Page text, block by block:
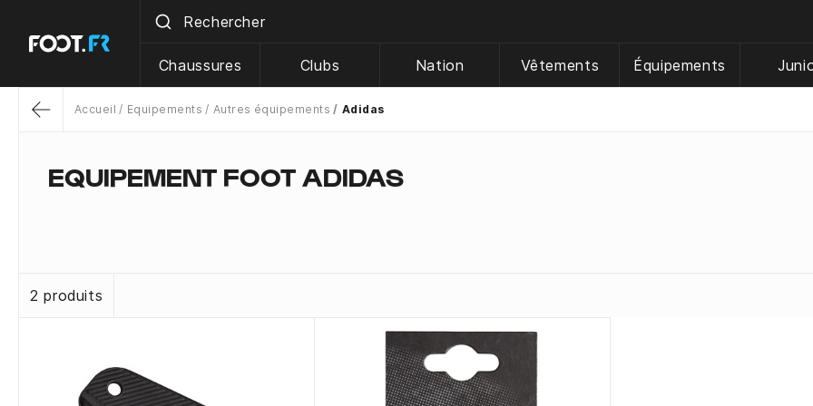
Chaussures Clubs Nation Vêtements Équipements
Accueil Equipements Autres équipements Adidas
EQUIPEMENT FOOT ADIDAS
2 produits